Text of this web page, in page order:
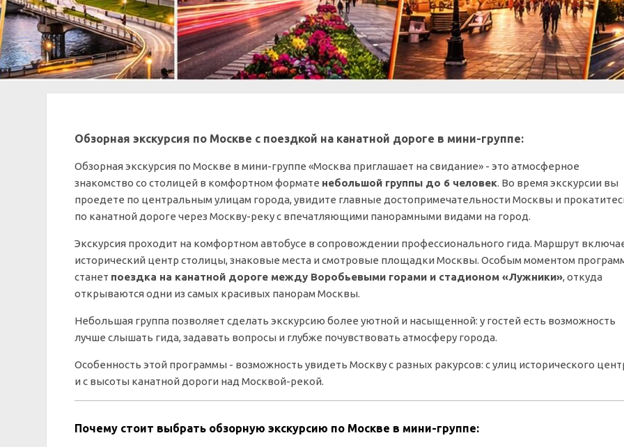
Обзорная экскурсия по Москве с поездкой на канатной дороге в мини-группе:
Обзорная экскурсия по Москве в мини-группе «Москва приглашает на свидание» - это атмосферное
знакомство со столицей в комфортном формате небольшой группы до 6 человек. Во время экскурсии вы
проедете по центральным улицам города, увидите главные достопримечательности Москвы и
по канатной дороге через Москву-реку с впечатляющими панорамными видами на город.
Экскурсия проходит на комфортном автобусе в сопровождении профессионального гида. Маршрут
исторический центр столицы, знаковые места и смотровые площадки Москвы. Особым моментом
станет поездка на канатной дороге между Воробьевыми горами и стадионом «Лужники», откуда
открываются одни из самых красивых панорам Москвы.
Небольшая группа позволяет сделать экскурсию более уютной и насыщенной: у гостей есть возможность
лучше слышать гида, задавать вопросы и глубже почувствовать атмосферу города.
Особенность этой программы - возможность увидеть Москву с разных ракурсов: с улиц исторического
и с высоты канатной дороги над Москвой-рекой.
Почему стоит выбрать обзорную экскурсию по Москве в мини-группе: